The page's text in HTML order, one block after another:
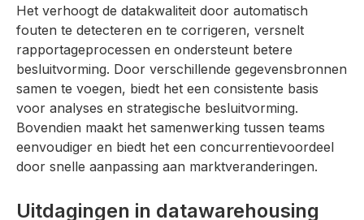
Het verhoogt de datakwaliteit door automatisch
fouten te detecteren en te corrigeren, versnelt
rapportageprocessen en ondersteunt betere
besluitvorming. Door verschillende gegevensbronnen
samen te voegen, biedt het een consistente basis
voor analyses en strategische besluitvorming.
Bovendien maakt het samenwerking tussen teams
eenvoudiger en biedt het een concurrentievoordeel
door snelle aanpassing aan marktveranderingen.
Uitdagingen in datawarehousing